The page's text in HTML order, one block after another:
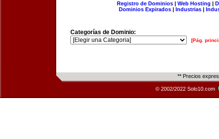
Registro de Dominios| Web Hosting |
Dominios Expirados | Industrias |
Categorías de Dominio:
[Pág.
** Precios
© 2002/2022 Solo10.com